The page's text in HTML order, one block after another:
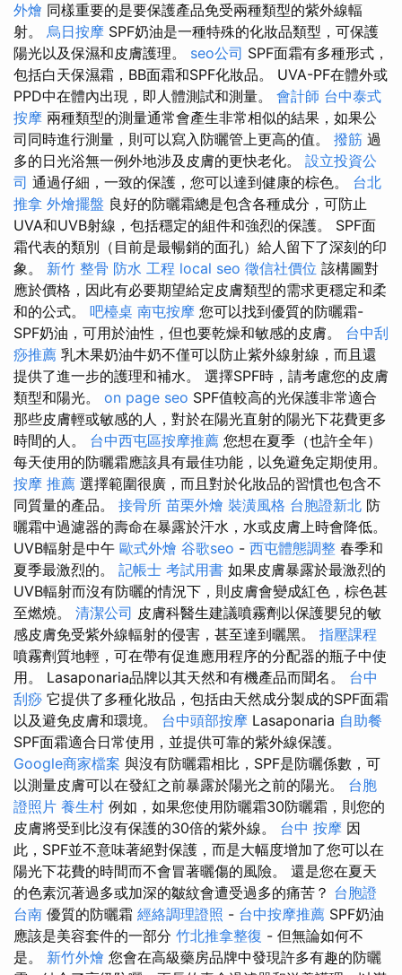
外燴 同樣重要的是要保護產品免受兩種類型的紫外線輻
射。 烏日按摩 SPF奶油是一種特殊的化妝品類型，可保護
陽光以及保濕和皮膚護理。 seo公司 SPF面霜有多種形式，
包括白天保濕霜，BB面霜和SPF化妝品。 UVA-PF在體外或
PPD中在體內出現，即​​人體測試和測量。 會計師 台中泰式
按摩 兩種類型的測量通常會產生非常相似的結果，如果公
司同時進行測量，則可以寫入防曬管上更高的值。 撥筋 過
多的日光浴無一例外地涉及皮膚的更快老化。 設立投資公
司 通過仔細，一致的保護，您可以達到健康的棕色。 台北
推拿 外燴擺盤 良好的防曬霜總是包含各種成分，可防止
UVA和UVB射線，包括穩定的組件和強烈的保護。 SPF面
霜代表的類別（目前是最暢銷的面孔）給人留下了深刻的印
象。 新竹 整骨 防水 工程 local seo 徵信社價位 該構圖對
應於價格，因此有必要期望給定皮膚類型的需求更穩定和柔
和的公式。 吧檯桌 南屯按摩 您可以找到優質的防曬霜-
SPF奶油，可用於油性，但也要乾燥和敏感的皮膚。 台中刮
痧推薦 乳木果奶油牛奶不僅可以防止紫外線射線，而且還
提供了進一步的護理和補水。 選擇SPF時，請考慮您的皮膚
類型和陽光。 on page seo SPF值較高的光保護非常適合
那些皮膚輕或敏感的人，對於在陽光直射的陽光下花費更多
時間的人。 台中西屯區按摩推薦 您想在夏季（也許全年）
每天使用的防曬霜應該具有最佳功能，以免避免定期使用。
按摩 推薦 選擇範圍很廣，而且對於化妝品的習慣也包含不
同質量的產品。 接骨所 苗栗外燴 裝潢風格 台胞證新北 防
曬霜中過濾器的壽命在暴露於汗水，水或皮膚上時會降低。
UVB輻射是中午 歐式外燴 谷歌seo - 西屯體態調整 春季和
夏季最激烈的。 記帳士 考試用書 如果皮膚暴露於最激烈的
UVB輻射而沒有防曬的情況下，則皮膚會變成紅色，棕色甚
至燃燒。 清潔公司 皮膚科醫生建議噴霧劑以保護嬰兒的敏
感皮膚免受紫外線輻射的侵害，甚至達到曬黑。 指壓課程
噴霧劑質地輕，可在帶有促進應用程序的分配器的瓶子中使
用。 Lasaponaria品牌以其天然和有機產品而聞名。 台中
刮痧 它提供了多種化妝品，包括由天然成分製成的SPF面霜
以及避免皮膚和環境。 台中頭部按摩 Lasaponaria 自助餐
SPF面霜適合日常使用，並提供可靠的紫外線保護。
Google商家檔案 與沒有防曬霜相比，SPF是防曬係數，可
以測量皮膚可以在發紅之前暴露於陽光之前的陽光。 台胞
證照片 養生村 例如，如果您使用防曬霜30防曬霜，則您的
皮膚將受到比沒有保護的30倍的紫外線。 台中 按摩 因
此，SPF並不意味著絕對保護，而是大幅度增加了您可以在
陽光下花費的時間而不會冒著曬傷的風險。 還是您在夏天
的色素沉著過多或加深的皺紋會遭受過多的痛苦？ 台胞證
台南 優質的防曬霜 經絡調理證照 - 台中按摩推薦 SPF奶油
應該是美容套件的一部分 竹北推拿整復 - 但無論如何不
是。 新竹外燴 您會在高級藥房品牌中發現許多有趣的防曬